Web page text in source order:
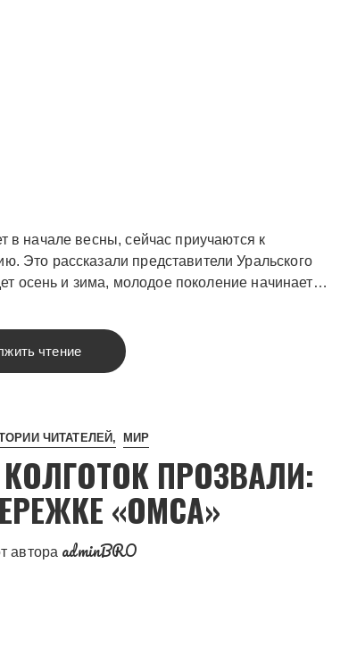
в начале весны, сейчас приучаются к
Это рассказали представители Уральского
осень и зима, молодое поколение начинает…
чтение
ЧИТАТЕЛЕЙ МИР
ПРОЗВАЛИ:
«ОМСА»
автора adminBRO